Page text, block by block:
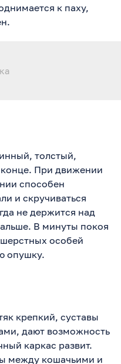
к паху,
толстый,
При движении
способен
и скручиваться
не держится над
В минуты покоя
особей
опушку.
крепкий, суставы
дают возможность
каркас развит.
между кошачьими и